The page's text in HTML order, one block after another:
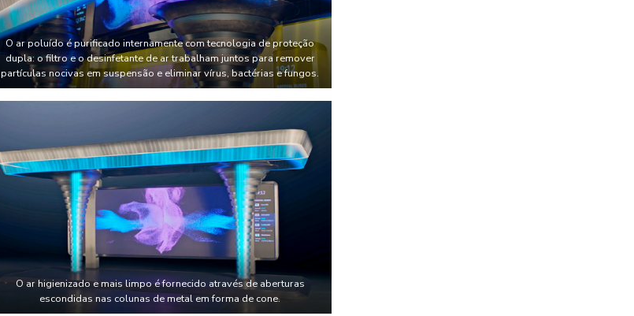
O ar poluído é purificado internamente com tecnologia de proteção
dupla: o filtro e o desinfetante de ar trabalham juntos para remover
partículas nocivas em suspensão e eliminar vírus, bactérias e fungos.
O ar higienizado e mais limpo é fornecido através de aberturas
escondidas nas colunas de metal em forma de cone.